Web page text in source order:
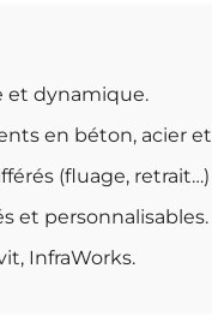
et dynamique.
en béton, acier
(fluage, retrait…)
et personnalisables.
InfraWorks.